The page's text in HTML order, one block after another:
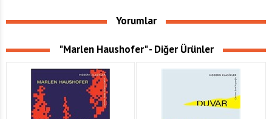
Yorumlar
"Marlen Haushofer" - Diğer Ürünler